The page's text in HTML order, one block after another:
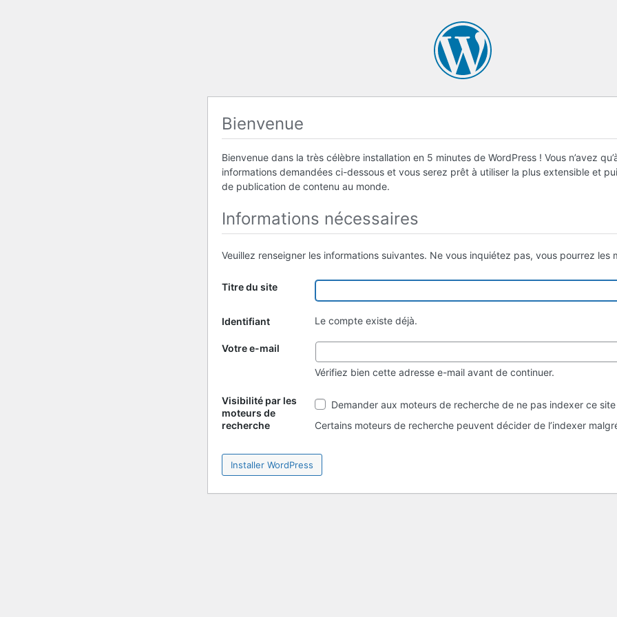
Bienvenue
Bienvenue dans la très célèbre installation en 5 minutes de WordPress ! Vous n’avez
informations demandées ci-dessous et vous serez prêt à utiliser la plus extensible et
de publication de contenu au monde.
Informations nécessaires
Veuillez renseigner les informations suivantes. Ne vous inquiétez pas, vous pourrez les
Titre du site
Identifiant Le compte existe déjà.
Votre e-mail
Vérifiez bien cette adresse e-mail avant de continuer.
Visibilité par les
moteurs de
recherche
Visibilité
par
les
Demander aux moteurs de recherche de ne pas indexer ce site
Certains moteurs de recherche peuvent décider de l’indexer